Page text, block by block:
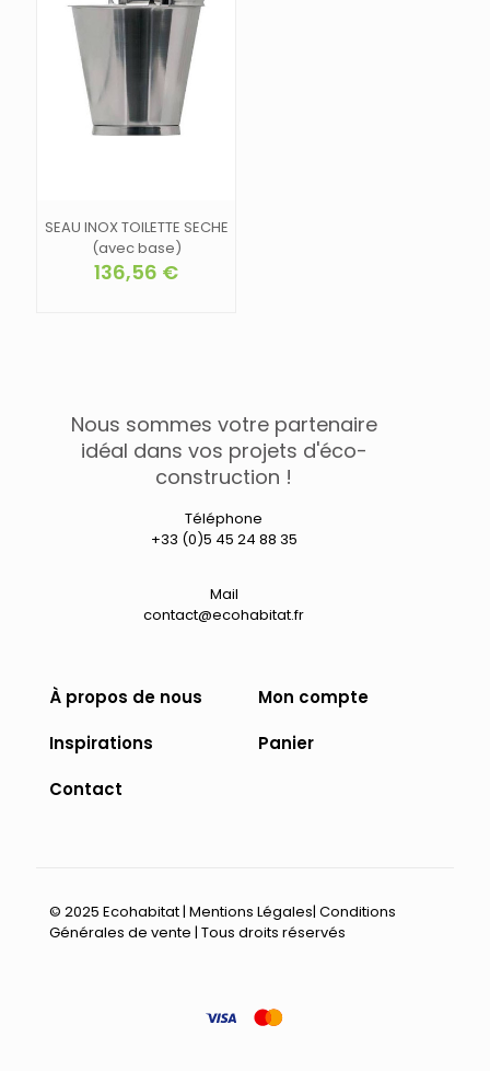
SEAU INOX TOILETTE SECHE
(avec base)
136,56 €
Nous sommes votre partenaire
idéal dans vos projets d'éco-
construction !
Téléphone
+33 (0)5 45 24 88 35
Mail
contact@ecohabitat.fr
À propos de nous
Inspirations
Contact
Mon compte
Panier
© 2025 Ecohabitat | Mentions Légales| Conditions
Générales de vente | Tous droits réservés